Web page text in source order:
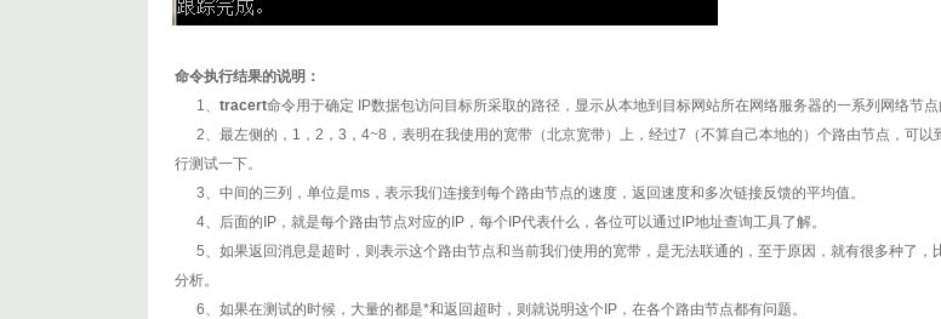
命令执行结果的说明：
1、 tracert命令用于确定 IP数据包访问目标所采取的路径，显示从本地到目标网站所在网络服务器的一系列网络节
2、最左侧的，1，2，3，4~8，表明在我使用的宽带（北京宽带）上，经过7（不算自己本地的）个路由节点，可以
行测试一下。
3、中间的三列，单位是ms，表示我们连接到每个路由节点的速度，返回速度和多次链接反馈的平均值。
4、后面的IP，就是每个路由节点对应的IP，每个IP代表什么，各位可以通过IP地址查询工具了解。
5、如果返回消息是超时，则表示这个路由节点和当前我们使用的宽带，是无法联通的，至于原因，就有很多种了
分析。
6、如果在测试的时候，大量的都是*和返回超时，则就说明这个IP，在各个路由节点都有问题。